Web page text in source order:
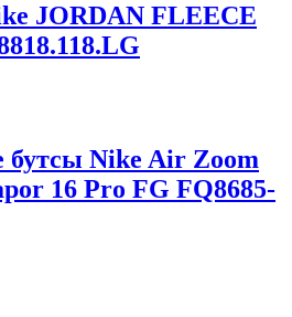
JORDAN FLEECE
Nike Air Zoom
16 Pro FG FQ8685-